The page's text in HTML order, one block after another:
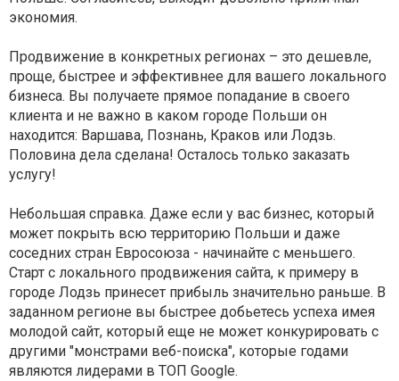
экономия.
Продвижение в конкретных регионах – это дешевле,
проще, быстрее и эффективнее для вашего локального
бизнеса. Вы получаете прямое попадание в своего
клиента и не важно в каком городе Польши он
находится: Варшава, Познань, Краков или Лодзь.
Половина дела сделана! Осталось только заказать
услугу!
Небольшая справка. Даже если у вас бизнес, который
может покрыть всю территорию Польши и даже
соседних стран Евросоюза - начинайте с меньшего.
Старт с локального продвижения сайта, к примеру в
городе Лодзь принесет прибыль значительно раньше. В
заданном регионе вы быстрее добьетесь успеха имея
молодой сайт, который еще не может конкурировать с
другими "монстрами веб-поиска", которые годами
являются лидерами в ТОП Google.